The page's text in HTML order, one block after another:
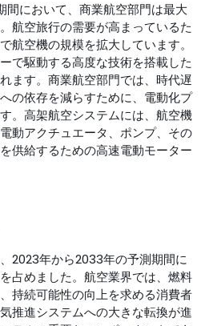
において、商業航空部門は最大
航空旅行の需要が高まっているた
航空機の規模を拡大しています。
で駆動する高度な技術を搭載した
ます。商業航空部門では、時代遅
の依存を減らすために、電動化プ
。高架航空システムには、航空機
動アクチュエータ、ポンプ、その
供給するための高速電動モーター
2023年から2033年の予測期間に
占めました。航空業界では、燃料
持続可能性の向上を求める消費者
推進システムへの大きな転換が進